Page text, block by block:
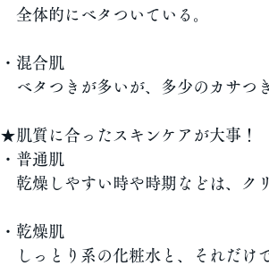
全体的にベタついている。
・混合肌
ベタつきが多いが、多少のカサつ
★肌質に合ったスキンケアが大事！
・普通肌
乾燥しやすい時や時期などは、ク
・乾燥肌
しっとり系の化粧水と、それだけ